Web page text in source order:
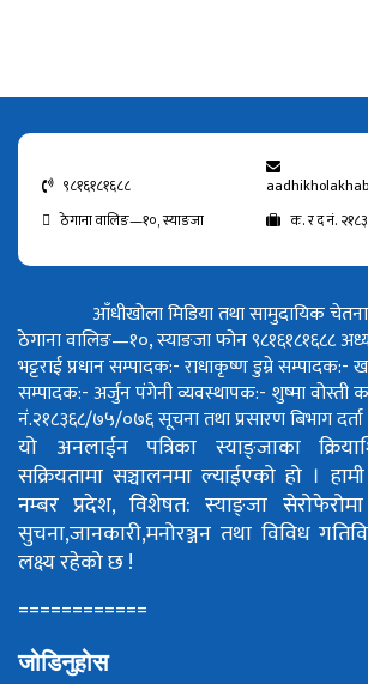
९८१६१८१६८८
ठेगाना वालिङ—१०, स्याङजा
क. र द नं.
आँधीखोला मिडिया तथा सामुदायिक
ठेगाना वालिङ—१०, स्याङजा फोन ९८१६१८१६८८
भट्टराईप्रधान सम्पादक:- राधाकृष्ण डुम्रेसम्पादक:-
सम्पादक:- अर्जुन पंगेनीव्यवस्थापक:- शुष्मा वोस्ती
नं.२१८३६८/७५/०७६सूचना तथा प्रसारण बिभाग
यो अनलाईन पत्रिका स्याङ्जाका
सक्रियतामा सञ्चालनमा ल्याईएको हो ।
नम्बर प्रदेश, विशेषत: स्याङ्जा
सुचना,जानकारी,मनोरञ्जन तथा विविध
लक्ष्य रहेको छ !
============
जोडिनुहोस